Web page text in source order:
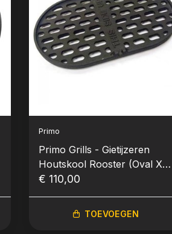
Primo
Primo Grills - Gietijzeren
Houtskool Rooster (Oval XL
400)
€ 110,00
TOEVOEGEN